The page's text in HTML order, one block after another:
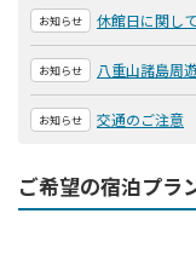
お知らせ 休館日に関して
お知らせ 八重山諸島周
お知らせ 交通のご注意
ご希望の宿泊プラ